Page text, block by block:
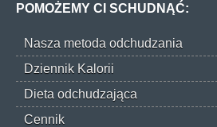
POMOŻEMY CI SCHUDNĄĆ:
Nasza metoda odchudzania
Dziennik Kalorii
Dieta odchudzająca
Cennik